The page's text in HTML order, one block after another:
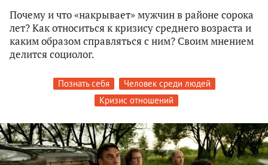
Почему и что «накрывает» мужчин в районе сорока
лет? Как относиться к кризису среднего возраста и
каким образом справляться с ним? Своим мнением
делится социолог.
Познать себя
Человек среди людей
Кризис отношений